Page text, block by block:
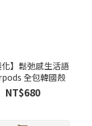
化】鬆弛感生活語
全包韓國殼
NT$680